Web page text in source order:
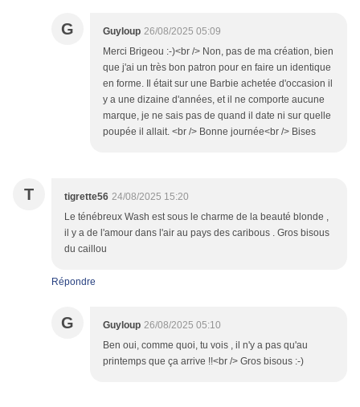
G Guyloup 26/08/2025 05:09
Merci Brigeou :-)<br /> Non, pas de ma création, bien
que j'ai un très bon patron pour en faire un identique
en forme. Il était sur une Barbie achetée d'occasion il
y a une dizaine d'années, et il ne comporte aucune
marque, je ne sais pas de quand il date ni sur quelle
poupée il allait. <br /> Bonne journée<br /> Bises
T tigrette56 24/08/2025 15:20
Le ténébreux Wash est sous le charme de la beauté blonde ,
il y a de l'amour dans l'air au pays des caribous . Gros bisous
du caillou
Répondre
G Guyloup 26/08/2025 05:10
Ben oui, comme quoi, tu vois , il n'y a pas qu'au
printemps que ça arrive !!<br /> Gros bisous :-)